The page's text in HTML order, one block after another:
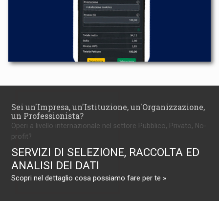
Sei un'Impresa, un'Istituzione, un'Organizzazione,
un Professionista?
Operi a livello internazionale nel settore Pubblico, Privato, No-
profit?
SERVIZI DI SELEZIONE, RACCOLTA ED
ANALISI DEI DATI
Scopri nel dettaglio cosa possiamo fare per te »